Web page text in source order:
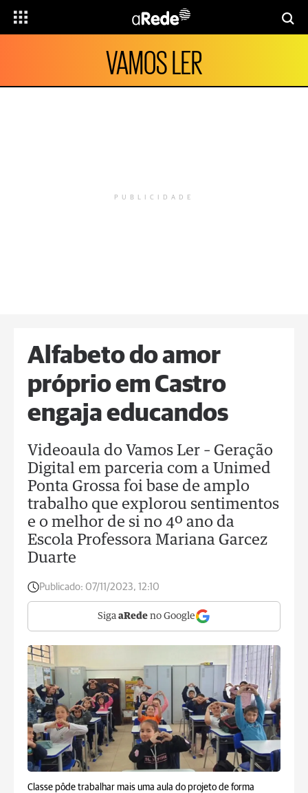
VAMOS LER
PUBLICIDADE
Alfabeto do amor
próprio em Castro
engaja educandos
Videoaula do Vamos Ler – Geração
Digital em parceria com a Unimed
Ponta Grossa foi base de amplo
trabalho que explorou sentimentos
e o melhor de si no 4º ano da
Escola Professora Mariana Garcez
Duarte
Publicado: 07/11/2023, 12:10
Siga aRede no Google
Classe pôde trabalhar mais uma aula do projeto de forma